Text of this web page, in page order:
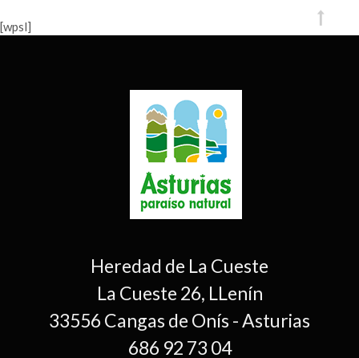
[wpsl]
Heredad de La Cueste
La Cueste 26, LLenín
33556 Cangas de Onís - Asturias
686 92 73 04